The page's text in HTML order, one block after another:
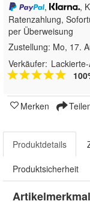
,
,
Ratenzahlung,
per Überweisung
Zustellung: Mo, 17.
Verkäufer:
Merken
Produktdetails
Produktsicherheit